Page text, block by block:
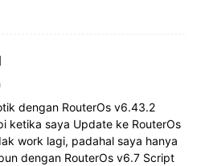
dengan RouterOs v6.43.2
ketika saya Update ke RouterOs
work lagi, padahal saya hanya
dengan RouterOs v6.7 Script